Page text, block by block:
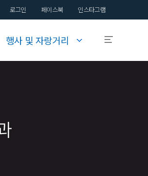
로그인 페이스북 인스타그램
행사 및 자랑거리
입학정보를 알려드립니다.